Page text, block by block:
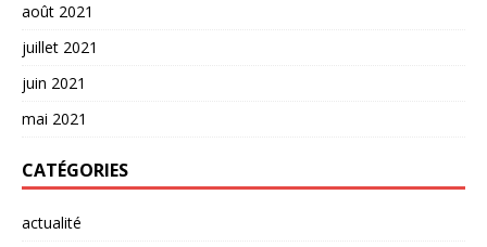
août 2021
juillet 2021
juin 2021
mai 2021
CATÉGORIES
actualité